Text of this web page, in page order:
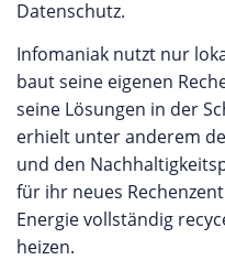
Datenschutz.
Infomaniak nutzt nur
baut seine eigenen
seine Lösungen in der
erhielt unter anderem
und den
für ihr neues
Energie vollständig
heizen.